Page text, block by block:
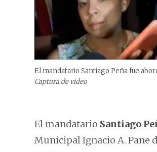
El mandatario Santiago Peña fue
Captura de video
El mandatario Santiago
Municipal Ignacio A. Pane